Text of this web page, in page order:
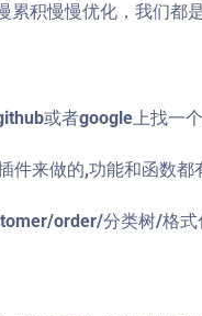
积慢慢优化，我们都是
或者google上找一
来做的,功能和函数都
order/分类树/格式